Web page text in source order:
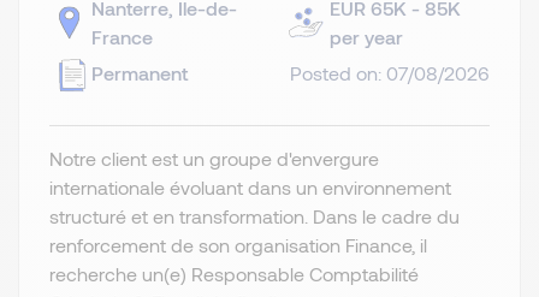
Nanterre, Ile-de-
France
Permanent
EUR 65K - 85K
per year
Posted on: 07/08/2026
Notre client est un groupe d'envergure
internationale évoluant dans un environnement
structuré et en transformation. Dans le cadre du
renforcement de son organisation Finance, il
recherche un(e) Responsable Comptabilité